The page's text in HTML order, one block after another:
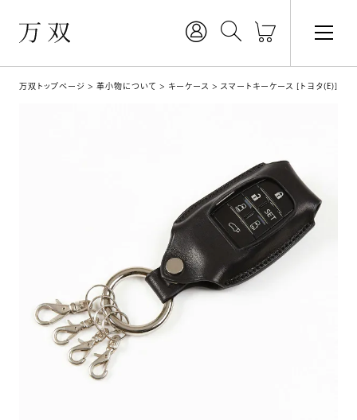
万双トップページ 革小物について キーケース スマートキーケース [トヨタ(E)]